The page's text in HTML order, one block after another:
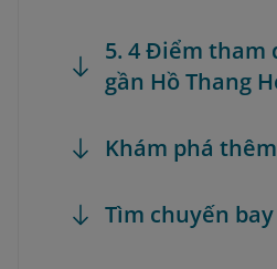
5. 4 Điểm tham
gần Hồ Thang
Khám phá thêm
Tìm chuyến bay